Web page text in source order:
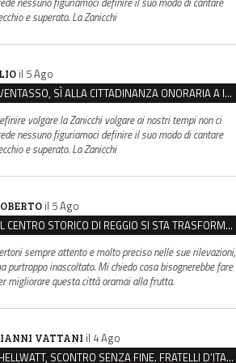
e superato. La Zanicchi
il 5 Ago
VENTASSO, SÌ ALLA CITTADINANZA ONORARIA A IVA ZANICCHI. MA BARGIACCHI: “È DI PESSIMO GUSTO”
volgare la Zanicchi volgare ai nostri tempi non ci
nessuno figuriamoci definire il suo modo di cantare
e superato. La Zanicchi
il 5 Ago
IL CENTRO STORICO DI REGGIO SI STA TRASFORMANDO, E NON IN MEGLIO
sempre attento e molto preciso nelle sue rilevazioni,
purtroppo inascoltato. Mi chiedo cosa bisognerebbe fare
migliorare questa città oramai alla frutta.
VATTANI il 4 Ago
HELLWATT, SCONTRO SENZA FINE. FRATELLI D’ITALIA: “MILANI PORTA DOCUMENTI, DE FRANCO INSULTI”